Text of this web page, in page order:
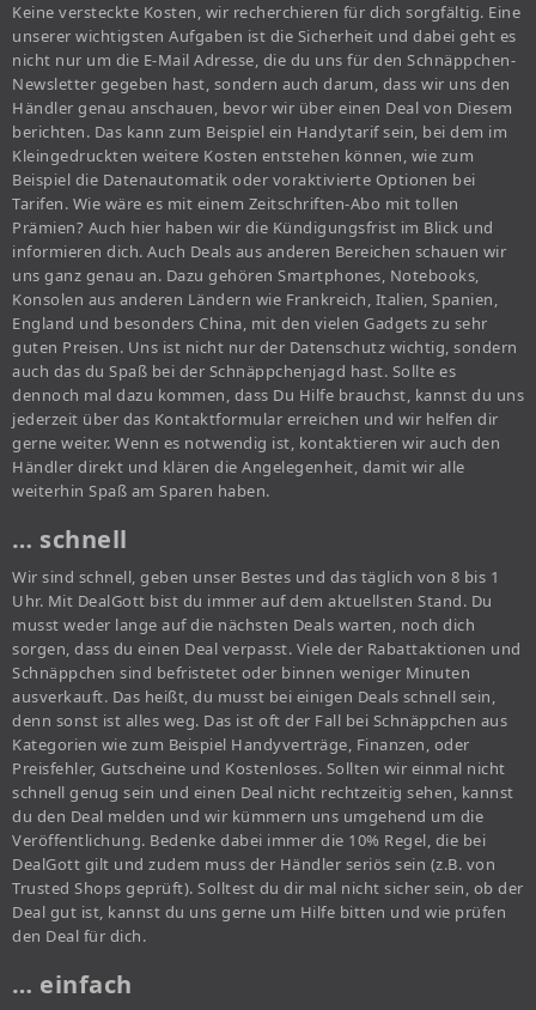
Keine versteckte Kosten, wir recherchieren für dich sorgfältig. Eine
unserer wichtigsten Aufgaben ist die Sicherheit und dabei geht es
nicht nur um die E-Mail Adresse, die du uns für den Schnäppchen-
Newsletter gegeben hast, sondern auch darum, dass wir uns den
Händler genau anschauen, bevor wir über einen Deal von Diesem
berichten. Das kann zum Beispiel ein Handytarif sein, bei dem im
Kleingedruckten weitere Kosten entstehen können, wie zum
Beispiel die Datenautomatik oder voraktivierte Optionen bei
Tarifen. Wie wäre es mit einem Zeitschriften-Abo mit tollen
Prämien? Auch hier haben wir die Kündigungsfrist im Blick und
informieren dich. Auch Deals aus anderen Bereichen schauen wir
uns ganz genau an. Dazu gehören Smartphones, Notebooks,
Konsolen aus anderen Ländern wie Frankreich, Italien, Spanien,
England und besonders China, mit den vielen Gadgets zu sehr
guten Preisen. Uns ist nicht nur der Datenschutz wichtig, sondern
auch das du Spaß bei der Schnäppchenjagd hast. Sollte es
dennoch mal dazu kommen, dass Du Hilfe brauchst, kannst du uns
jederzeit über das Kontaktformular erreichen und wir helfen dir
gerne weiter. Wenn es notwendig ist, kontaktieren wir auch den
Händler direkt und klären die Angelegenheit, damit wir alle
weiterhin Spaß am Sparen haben.
… schnell
Wir sind schnell, geben unser Bestes und das täglich von 8 bis 1
Uhr. Mit DealGott bist du immer auf dem aktuellsten Stand. Du
musst weder lange auf die nächsten Deals warten, noch dich
sorgen, dass du einen Deal verpasst. Viele der Rabattaktionen und
Schnäppchen sind befristetet oder binnen weniger Minuten
ausverkauft. Das heißt, du musst bei einigen Deals schnell sein,
denn sonst ist alles weg. Das ist oft der Fall bei Schnäppchen aus
Kategorien wie zum Beispiel Handyverträge, Finanzen, oder
Preisfehler, Gutscheine und Kostenloses. Sollten wir einmal nicht
schnell genug sein und einen Deal nicht rechtzeitig sehen, kannst
du den Deal melden und wir kümmern uns umgehend um die
Veröffentlichung. Bedenke dabei immer die 10% Regel, die bei
DealGott gilt und zudem muss der Händler seriös sein (z.B. von
Trusted Shops geprüft). Solltest du dir mal nicht sicher sein, ob der
Deal gut ist, kannst du uns gerne um Hilfe bitten und wie prüfen
den Deal für dich.
… einfach